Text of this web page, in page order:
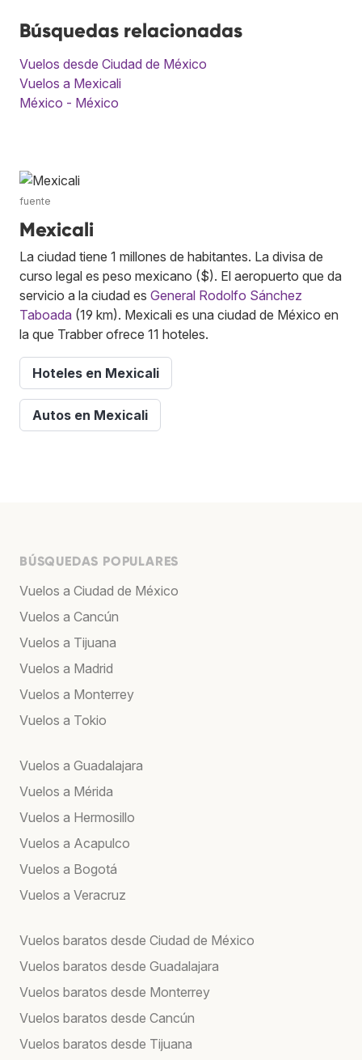
Búsquedas relacionadas
Vuelos desde Ciudad de México
Vuelos a Mexicali
México - México
fuente
Mexicali
La ciudad tiene 1 millones de habitantes. La divisa de
curso legal es peso mexicano ($). El aeropuerto que da
servicio a la ciudad es General Rodolfo Sánchez
Taboada (19 km). Mexicali es una ciudad de México en
la que Trabber ofrece 11 hoteles.
Hoteles en Mexicali
Autos en Mexicali
BÚSQUEDAS POPULARES
Vuelos a Ciudad de México
Vuelos a Cancún
Vuelos a Tijuana
Vuelos a Madrid
Vuelos a Monterrey
Vuelos a Tokio
Vuelos a Guadalajara
Vuelos a Mérida
Vuelos a Hermosillo
Vuelos a Acapulco
Vuelos a Bogotá
Vuelos a Veracruz
Vuelos baratos desde Ciudad de México
Vuelos baratos desde Guadalajara
Vuelos baratos desde Monterrey
Vuelos baratos desde Cancún
Vuelos baratos desde Tijuana